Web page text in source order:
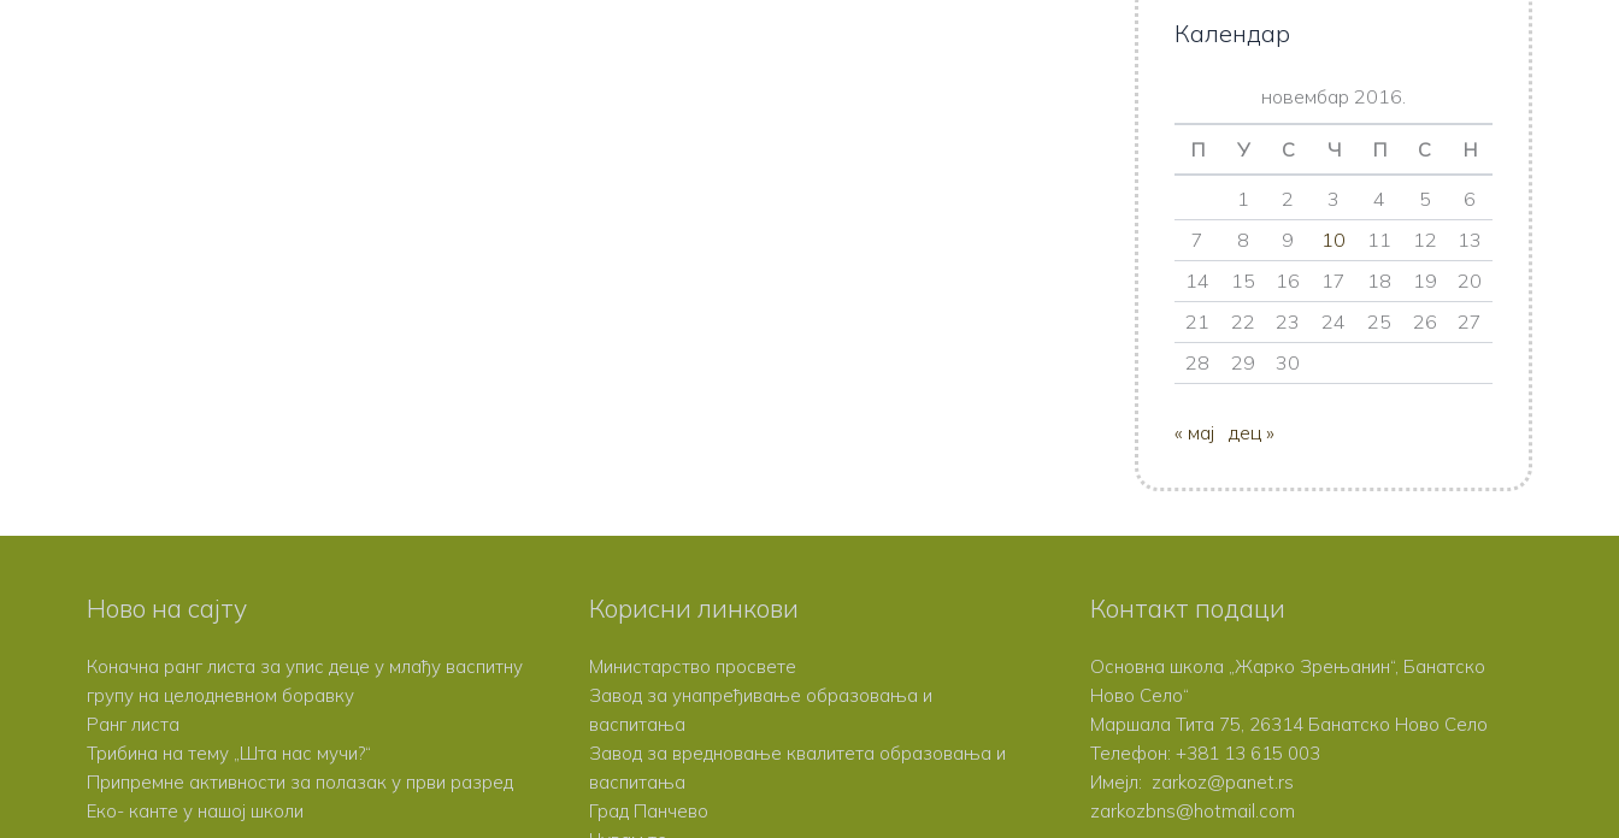
Календар
новембар 2016.
П У С Ч П С Н
1 2 3 4 5
6
7
8 9 10 11 12
13
14
15 16 17 18 19
20
21
22 23 24 25 26
27
28
29 30
« мај дец »
Ново на сајту
Коначна ранг листа за упис деце у млађу васпитну
групу на целодневном боравку
Ранг листа
Трибина на тему „Шта нас мучи?“
Припремне активности за полазак у први разред
Еко- канте у нашој школи
Корисни линкови
Министарство просвете
Завод за унапређивање образовања и
васпитања
Завод за вредновање квалитета образовања и
васпитања
Град Панчево
Контакт подаци
Основна школа „Жарко Зрењанин“, Банатско
Ново Село“
Маршала Тита 75, 26314 Банатско Ново Село
Телефон:+381 13 615 003
Имејл: zarkoz@panet.rs
zarkozbns@hotmail.com